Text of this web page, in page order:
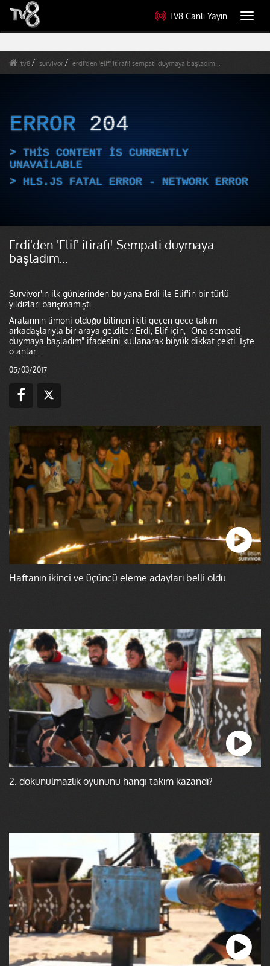
TV8 Canlı Yayın
tv8 survivor erdi'den 'elif' itirafı! sempati duymaya başladım...
ERROR 204
THIS CONTENT IS CURRENTLY
UNAVAILABLE
HLS.JS FATAL ERROR - NETWORK ERROR
Erdi'den 'Elif' itirafı! Sempati duymaya
başladım...
Survivor'ın ilk günlerinden bu yana Erdi ile Elif'in bir türlü
yıldızları barışmamıştı.
Aralarının limoni olduğu bilinen ikili geçen gece takım
arkadaşlarıyla bir araya geldiler. Erdi, Elif için, "Ona sempati
duymaya başladım" ifadesini kullanarak büyük dikkat çekti. İşte
o anlar...
05/03/2017
Haftanın ikinci ve üçüncü eleme adayları belli oldu
2. dokunulmazlık oyununu hangi takım kazandı?